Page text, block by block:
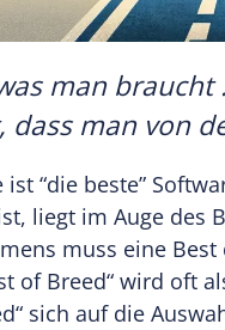
man braucht
dass man von
“die beste”
liegt im Auge des
muss eine
of Breed“ wird oft
sich auf die